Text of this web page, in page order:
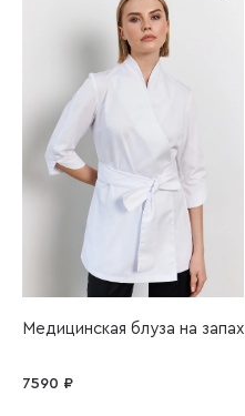
Медицинская блуза на запах
7590 ₽